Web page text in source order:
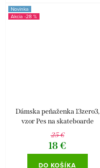
Novinka
-28 %
Dámska peňaženka 13zero3,
vzor Pes na skateboarde
25 €
18 €
DO KOŠÍKA